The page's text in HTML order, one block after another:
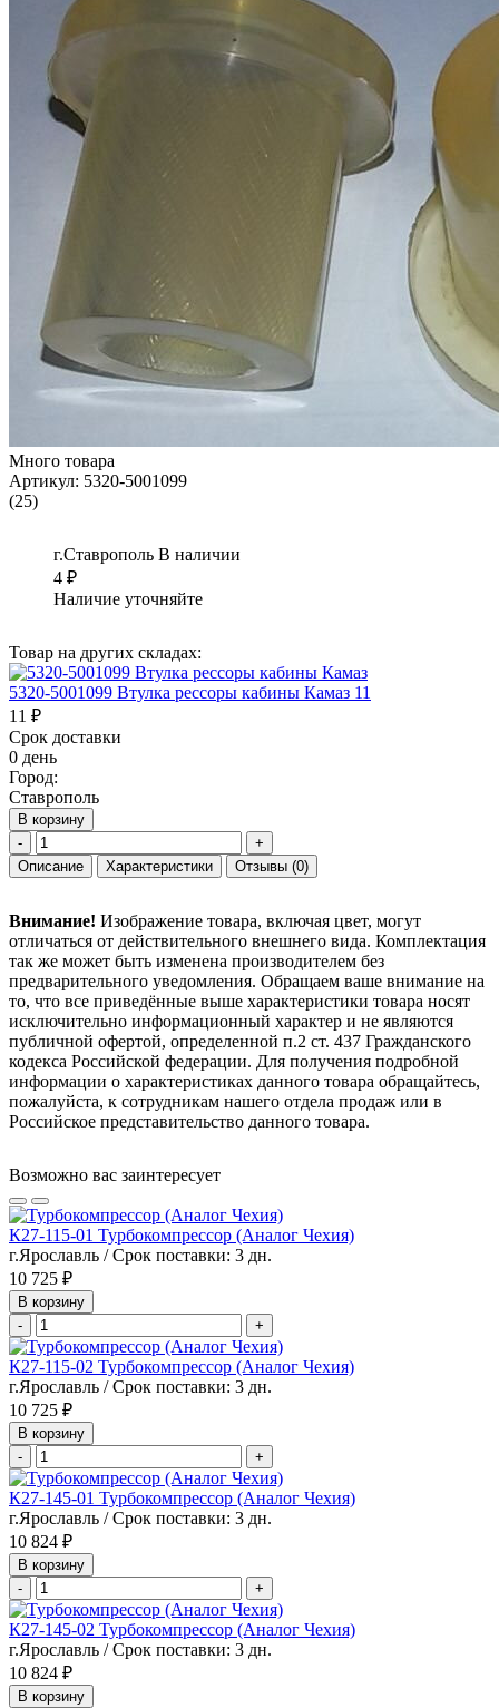
Много товара
Артикул: 5320-5001099
(25)
г.Ставрополь В наличии
4 ₽
Наличие уточняйте
Товар на других складах:
5320-5001099 Втулка рессоры кабины Камаз 11
11 ₽
Срок доставки
0 день
Город:
Ставрополь
В корзину
-
+
Описание
Характеристики Отзывы (0)
Внимание! Изображение товара, включая цвет, могут
отличаться от действительного внешнего вида. Комплектация
так же может быть изменена производителем без
предварительного уведомления. Обращаем ваше внимание на
то, что все приведённые выше характеристики товара носят
исключительно информационный характер и не являются
публичной офертой, определенной п.2 ст. 437 Гражданского
кодекса Российской федерации. Для получения подробной
информации о характеристиках данного товара обращайтесь,
пожалуйста, к сотрудникам нашего отдела продаж или в
Российское представительство данного товара.
Возможно вас заинтересует
К27-115-01 Турбокомпрессор (Аналог Чехия)
г.Ярославль / Срок поставки: 3 дн.
10 725 ₽
В корзину
-
+
К27-115-02 Турбокомпрессор (Аналог Чехия)
г.Ярославль / Срок поставки: 3 дн.
10 725 ₽
В корзину
-
+
К27-145-01 Турбокомпрессор (Аналог Чехия)
г.Ярославль / Срок поставки: 3 дн.
10 824 ₽
В корзину
-
+
К27-145-02 Турбокомпрессор (Аналог Чехия)
г.Ярославль / Срок поставки: 3 дн.
10 824 ₽
В корзину